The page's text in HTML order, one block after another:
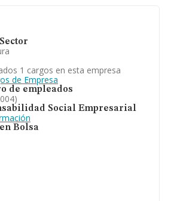
1 cargos en esta empresa
de Empresa
de empleados
Social Empresarial
Bolsa